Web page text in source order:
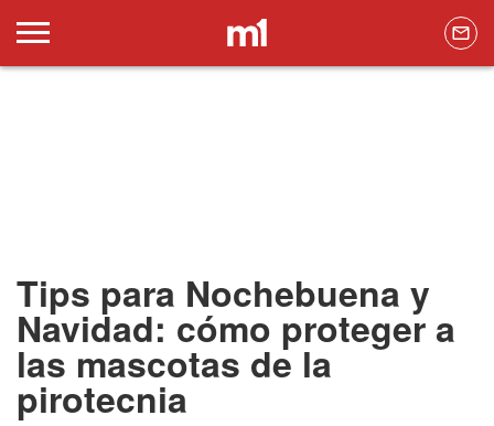
Tips para Nochebuena y
Navidad: cómo proteger a
las mascotas de la
pirotecnia